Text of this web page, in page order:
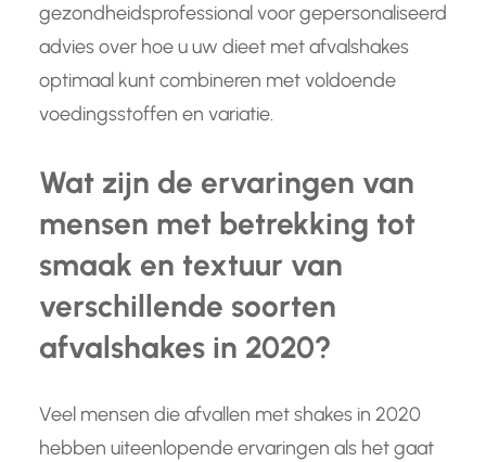
gezondheidsprofessional voor gepersonaliseerd
advies over hoe u uw dieet met afvalshakes
optimaal kunt combineren met voldoende
voedingsstoffen en variatie.
Wat zijn de ervaringen van
mensen met betrekking tot
smaak en textuur van
verschillende soorten
afvalshakes in 2020?
Veel mensen die afvallen met shakes in 2020
hebben uiteenlopende ervaringen als het gaat